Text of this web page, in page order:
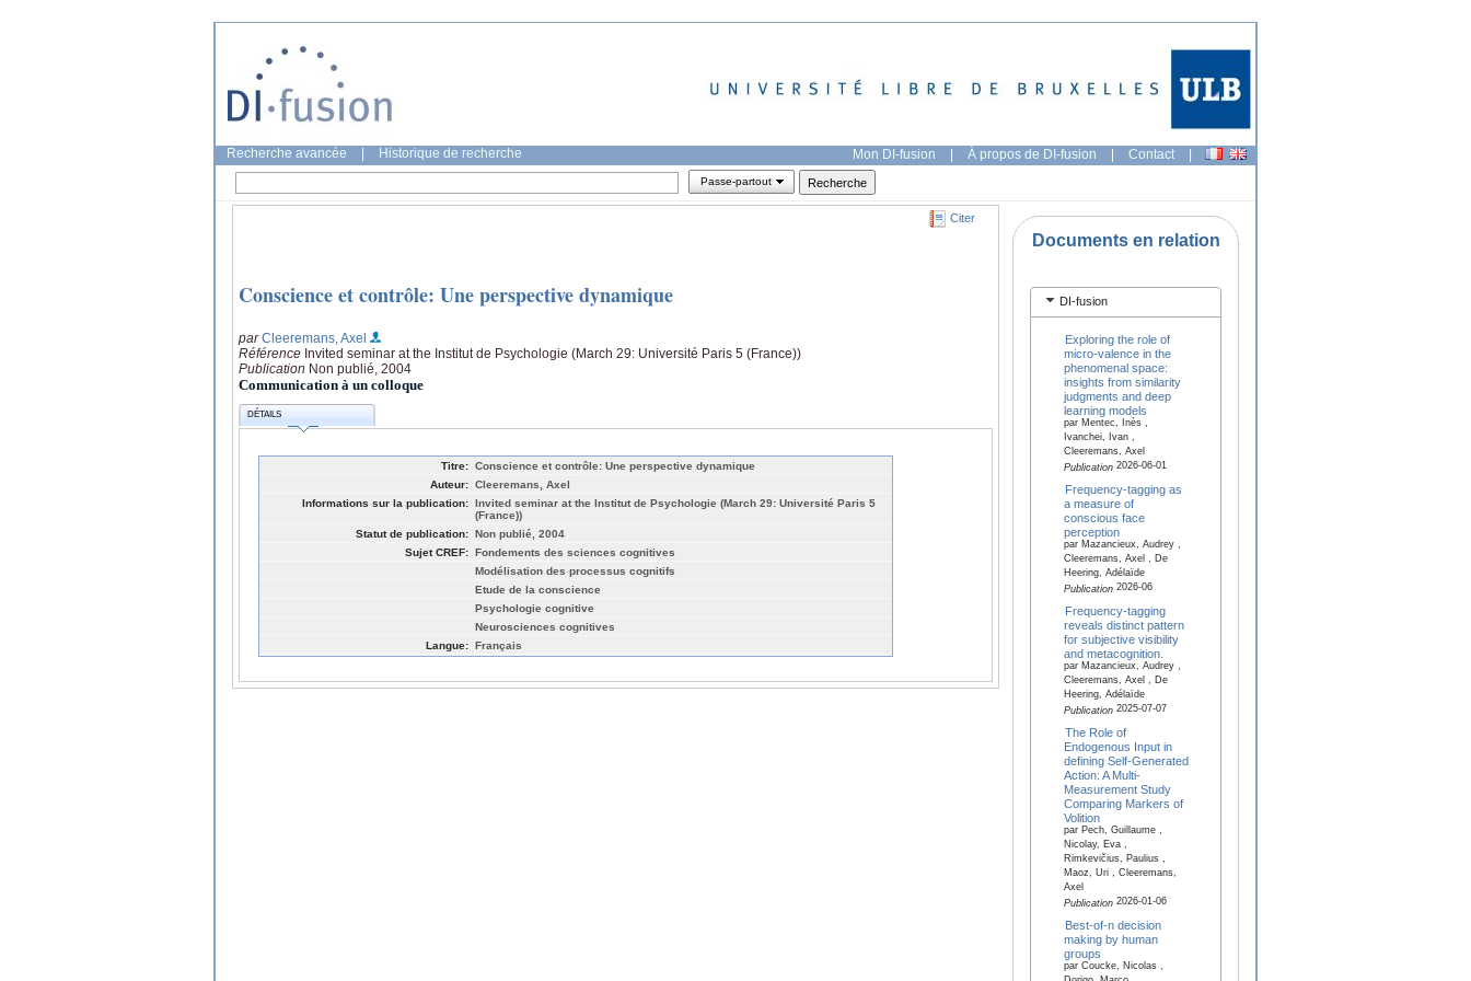
Recherche avancée Historique de recherche Mon DI-fusion | À propos de DI-fusion | Contact |
Passe-partout
Citer
Conscience et contrôle: Une perspective dynamique
parCleeremans, Axel
Référence Invited seminar at the Institut de Psychologie (March 29: Université Paris 5 (France))
Publication Non publié, 2004
Communication à un colloque
DÉTAILS
Titre: Conscience et contrôle: Une perspective dynamique
Auteur: Cleeremans, Axel
Informations sur la publication: Invited seminar at the Institut de Psychologie (March 29: Université Paris 5
(France))
Statut de publication: Non publié, 2004
Sujet CREF: Fondements des sciences cognitives
Modélisation des processus cognitifs
Etude de la conscience
Psychologie cognitive
Neurosciences cognitives
Langue: Français
Documents en relation
DI-fusion
Exploring the role of
micro-valence in the
phenomenal space:
insights from similarity
judgments and deep
learning models
par Mentec, Inès ,
Ivanchei, Ivan ,
Cleeremans, Axel
Publication2026-06-01
Frequency-tagging as
a measure of
conscious face
perception
par Mazancieux, Audrey ,
Cleeremans, Axel , De
Heering, Adélaïde
Publication2026-06
Frequency-tagging
reveals distinct pattern
for subjective visibility
and metacognition.
par Mazancieux, Audrey ,
Cleeremans, Axel , De
Heering, Adélaïde
Publication2025-07-07
The Role of
Endogenous Input in
defining Self-Generated
Action: A Multi-
Measurement Study
Comparing Markers of
Volition
par Pech, Guillaume ,
Nicolay, Eva ,
Rimkevičius, Paulius ,
Maoz, Uri , Cleeremans,
Axel
Publication2026-01-06
Best-of-n decision
making by human
groups
par Coucke, Nicolas ,